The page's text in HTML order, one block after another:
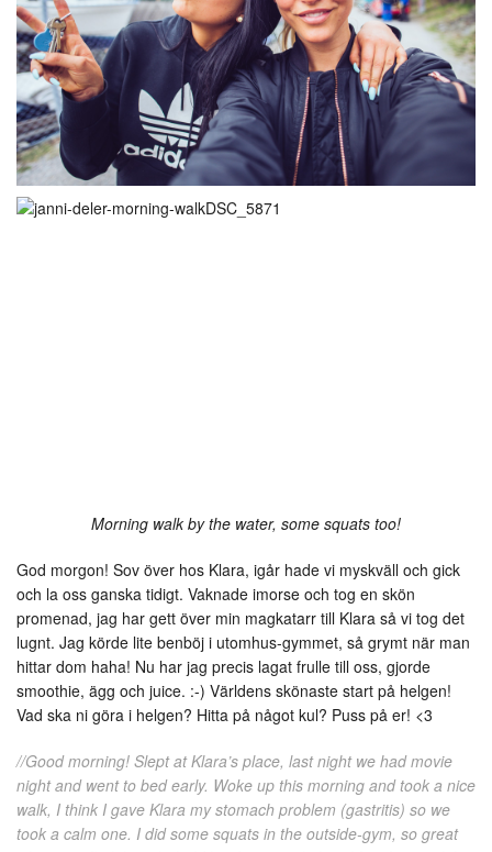
Morning walk by the water, some squats too!
God morgon! Sov över hos Klara, igår hade vi myskväll och gick
och la oss ganska tidigt. Vaknade imorse och tog en skön
promenad, jag har gett över min magkatarr till Klara så vi tog det
lugnt. Jag körde lite benböj i utomhus-gymmet, så grymt när man
hittar dom haha! Nu har jag precis lagat frulle till oss, gjorde
smoothie, ägg och juice. :-) Världens skönaste start på helgen!
Vad ska ni göra i helgen? Hitta på något kul? Puss på er! <3
//Good morning! Slept at Klara’s place, last night we had movie
night and went to bed early. Woke up this morning and took a nice
walk, I think I gave Klara my stomach problem (gastritis) so we
took a calm one. I did some squats in the outside-gym, so great